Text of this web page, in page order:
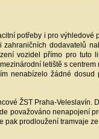
potřeby i pro výhledové
zahraničních dodavatelů
vozidel přímo pro tuto
letiště s centrem
nenabízelo žádné dosud
ŽST Praha-Veleslavín.
považováno nenapojení
pak prodloužení tramvaje